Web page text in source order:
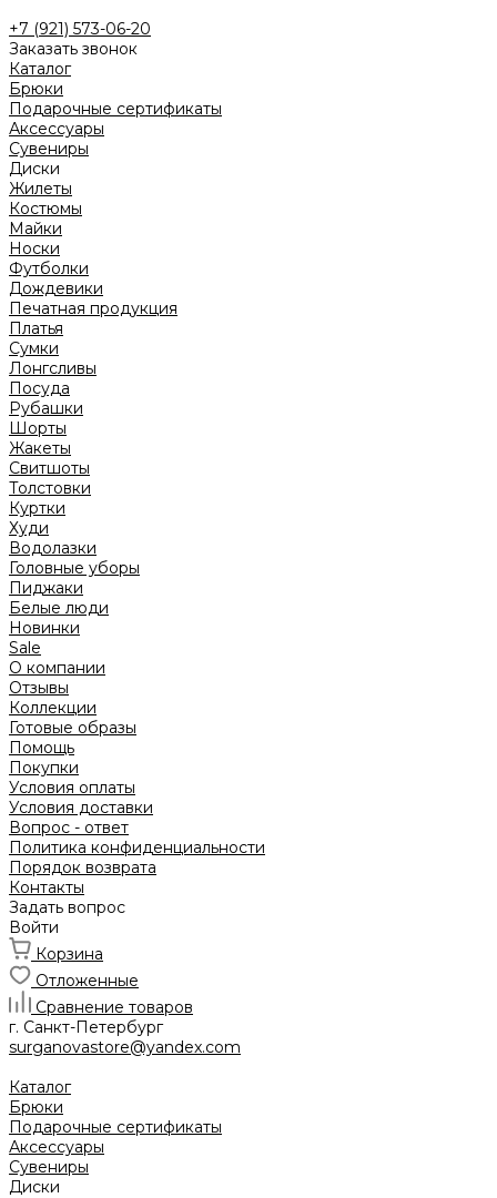
+7 (921) 573-06-20
Заказать звонок
Каталог
Брюки
Подарочные сертификаты
Аксессуары
Сувениры
Диски
Жилеты
Костюмы
Майки
Носки
Футболки
Дождевики
Печатная продукция
Платья
Сумки
Лонгсливы
Посуда
Рубашки
Шорты
Жакеты
Свитшоты
Толстовки
Куртки
Худи
Водолазки
Головные уборы
Пиджаки
Белые люди
Новинки
Sale
О компании
Отзывы
Коллекции
Готовые образы
Помощь
Покупки
Условия оплаты
Условия доставки
Вопрос - ответ
Политика конфиденциальности
Порядок возврата
Контакты
Задать вопрос
Войти
Корзина
Отложенные
Сравнение товаров
г. Санкт-Петербург
surganovastore@yandex.com
Каталог
Брюки
Подарочные сертификаты
Аксессуары
Сувениры
Диски